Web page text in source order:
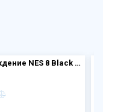
Душевое ограждение NES 8 Black KDJ I Frame дверь 10022090-54-56L + бок.перегородка 10039090-54-56